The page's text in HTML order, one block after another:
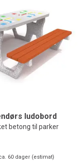
ludobord
betong til parker
60dager (estimat)